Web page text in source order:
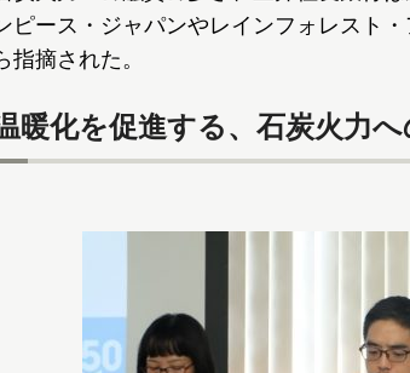
ピース・ジャパンやレインフォレスト
指摘された。
暖化を促進する、石炭火力